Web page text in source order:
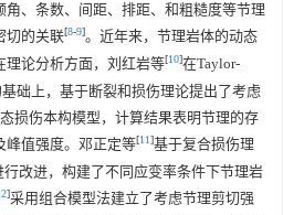
、条数、间距、排距、和粗糙度等节理
切的关联[8-9]。近年来，节理岩体的动态
理论分析方面，刘红岩等[10]在Taylor-
础上，基于断裂和损伤理论提出了考虑
损伤本构模型，计算结果表明节理的存
峰值强度。邓正定等[11]基于复合损伤理
改进，构建了不同应变率条件下节理岩
]采用组合模型法建立了考虑节理剪切强